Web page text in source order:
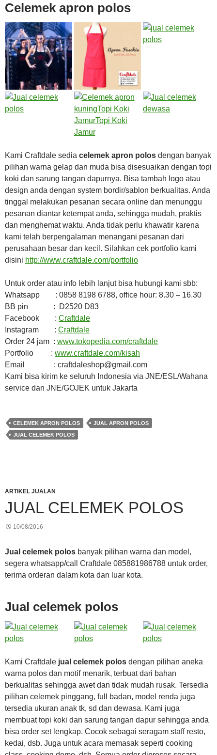
Celemek apron polos
Kami Craftdale sedia celemek apron polos dengan banyak
pilihan warna gelap dan muda bisa disesuaikan dengan topi
koki dan sarung tangan dapurnya. Bisa tambah logo atau
design anda dengan system bordir/sablon berkualitas. Anda
tinggal melakukan pesanan secara online dan menunggu
pesanan diantar ketempat anda, sehingga mudah, praktis
dan menghemat waktu. Anda tidak perlu khawatir karena
kami telah berpengalaman menangani pesanan dari
perusahaan besar dan kecil. Silahkan cek portfolio kami
disini http://www.craftdale.com/portfolio
Untuk order atau info lebih lanjut bisa hubungi kami sbb:
Whatsapp : 0858 8198 6788, office hour: 8.30 – 16.30
BB pin : D2520 D83
Facebook : Craftdale
Instagram : Craftdale
Order 24 jam : www.tokopedia.com/craftdale
Portfolio : www.craftdale.com/kisah
Email : craftdaleshop@gmail.com
Kami bisa kirim ke seluruh Indonesia via JNE/ESL/Wahana
service dan JNE/GOJEK untuk Jakarta
CELEMEK APRON POLOS
JUAL APRON POLOS
JUAL CELEMEK POLOS
ARTIKEL JUALAN
JUAL CELEMEK POLOS
10/08/2016
Jual celemek polos banyak pilihan warna dan model,
segera whatsapp/call Craftdale 085881986788 untuk order,
terima orderan dalam kota dan luar kota.
Jual celemek polos
Kami Craftdale jual celemek polos dengan pilihan aneka
warna polos dan motif menarik, terbuat dari bahan
berkualitas sehingga awet dan tidak mudah rusak. Tersedia
pilihan celemek pinggang, full badan, model renda juga
tersedia ukuran anak tk, sd dan dewasa. Kami juga
membuat topi koki dan sarung tangan dapur sehingga anda
bisa order set lengkap. Cocok sebagai seragam staff resto,
kedai, dsb. Juga untuk acara memasak seperti cooking